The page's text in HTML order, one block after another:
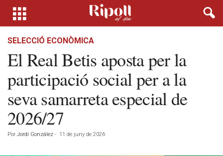
SELECCIÓ ECONÒMICA
El Real Betis aposta per la
participació social per a la
seva samarreta especial de
2026/27
Por Jordi González - 11 de juny de 2026